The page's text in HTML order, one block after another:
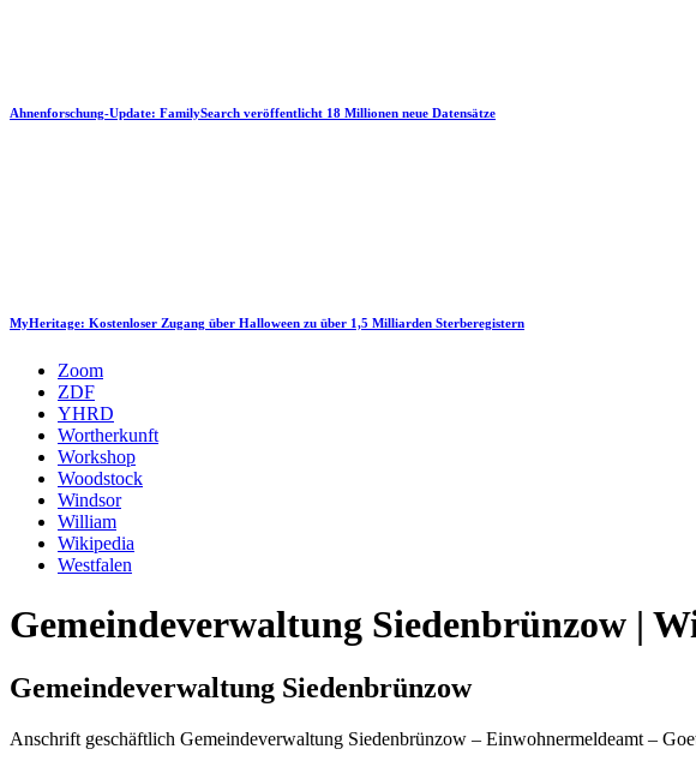
Ahnenforschung-Update: FamilySearch veröffentlicht 18 Millionen neue Datensätze
MyHeritage: Kostenloser Zugang über Halloween zu über 1,5 Milliarden Sterberegistern
Zoom
ZDF
YHRD
Wortherkunft
Workshop
Woodstock
Windsor
William
Wikipedia
Westfalen
Gemeindeverwaltung Siedenbrünzow |
Gemeindeverwaltung Siedenbrünzow
Anschrift geschäftlich Gemeindeverwaltung Siedenbrünzow – Einwohnermeldeamt –